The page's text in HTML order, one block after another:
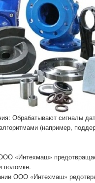
Обрабатывают сигналы
(например,
«Интехмаш»
поломке.
ООО «Интехмаш»